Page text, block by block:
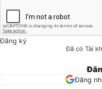
Đăng ký
Đã có Tài
Đăng